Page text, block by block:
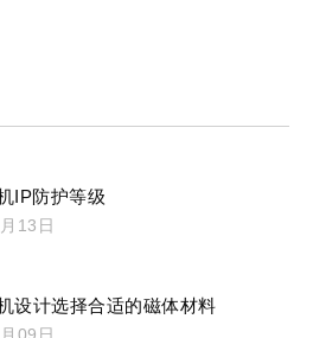
IP防护等级
13日
设计选择合适的磁体材料
09日